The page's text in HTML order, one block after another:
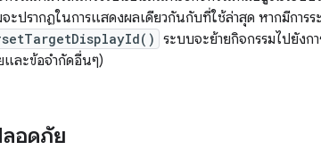
ะปรากฏในการแสดงผลเดียวกันกับที่ใช้ล่าสุด หากมีการร
ระบบจะย้ายกิจกรรมไปยัง
และข้อจำกัดอื่นๆ)
อดภัย